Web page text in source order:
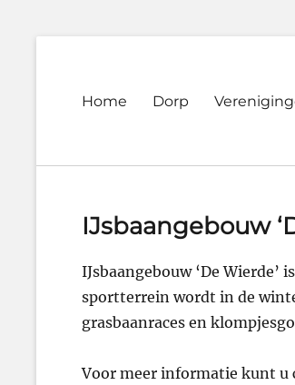
Dorpsvereniging
Westeremden
Primary
Home Dorp
IJsbaangebouw
IJsbaangebouw ‘De
sportterrein wordt in de
grasbaanraces en
Voor meer informatie kunt u